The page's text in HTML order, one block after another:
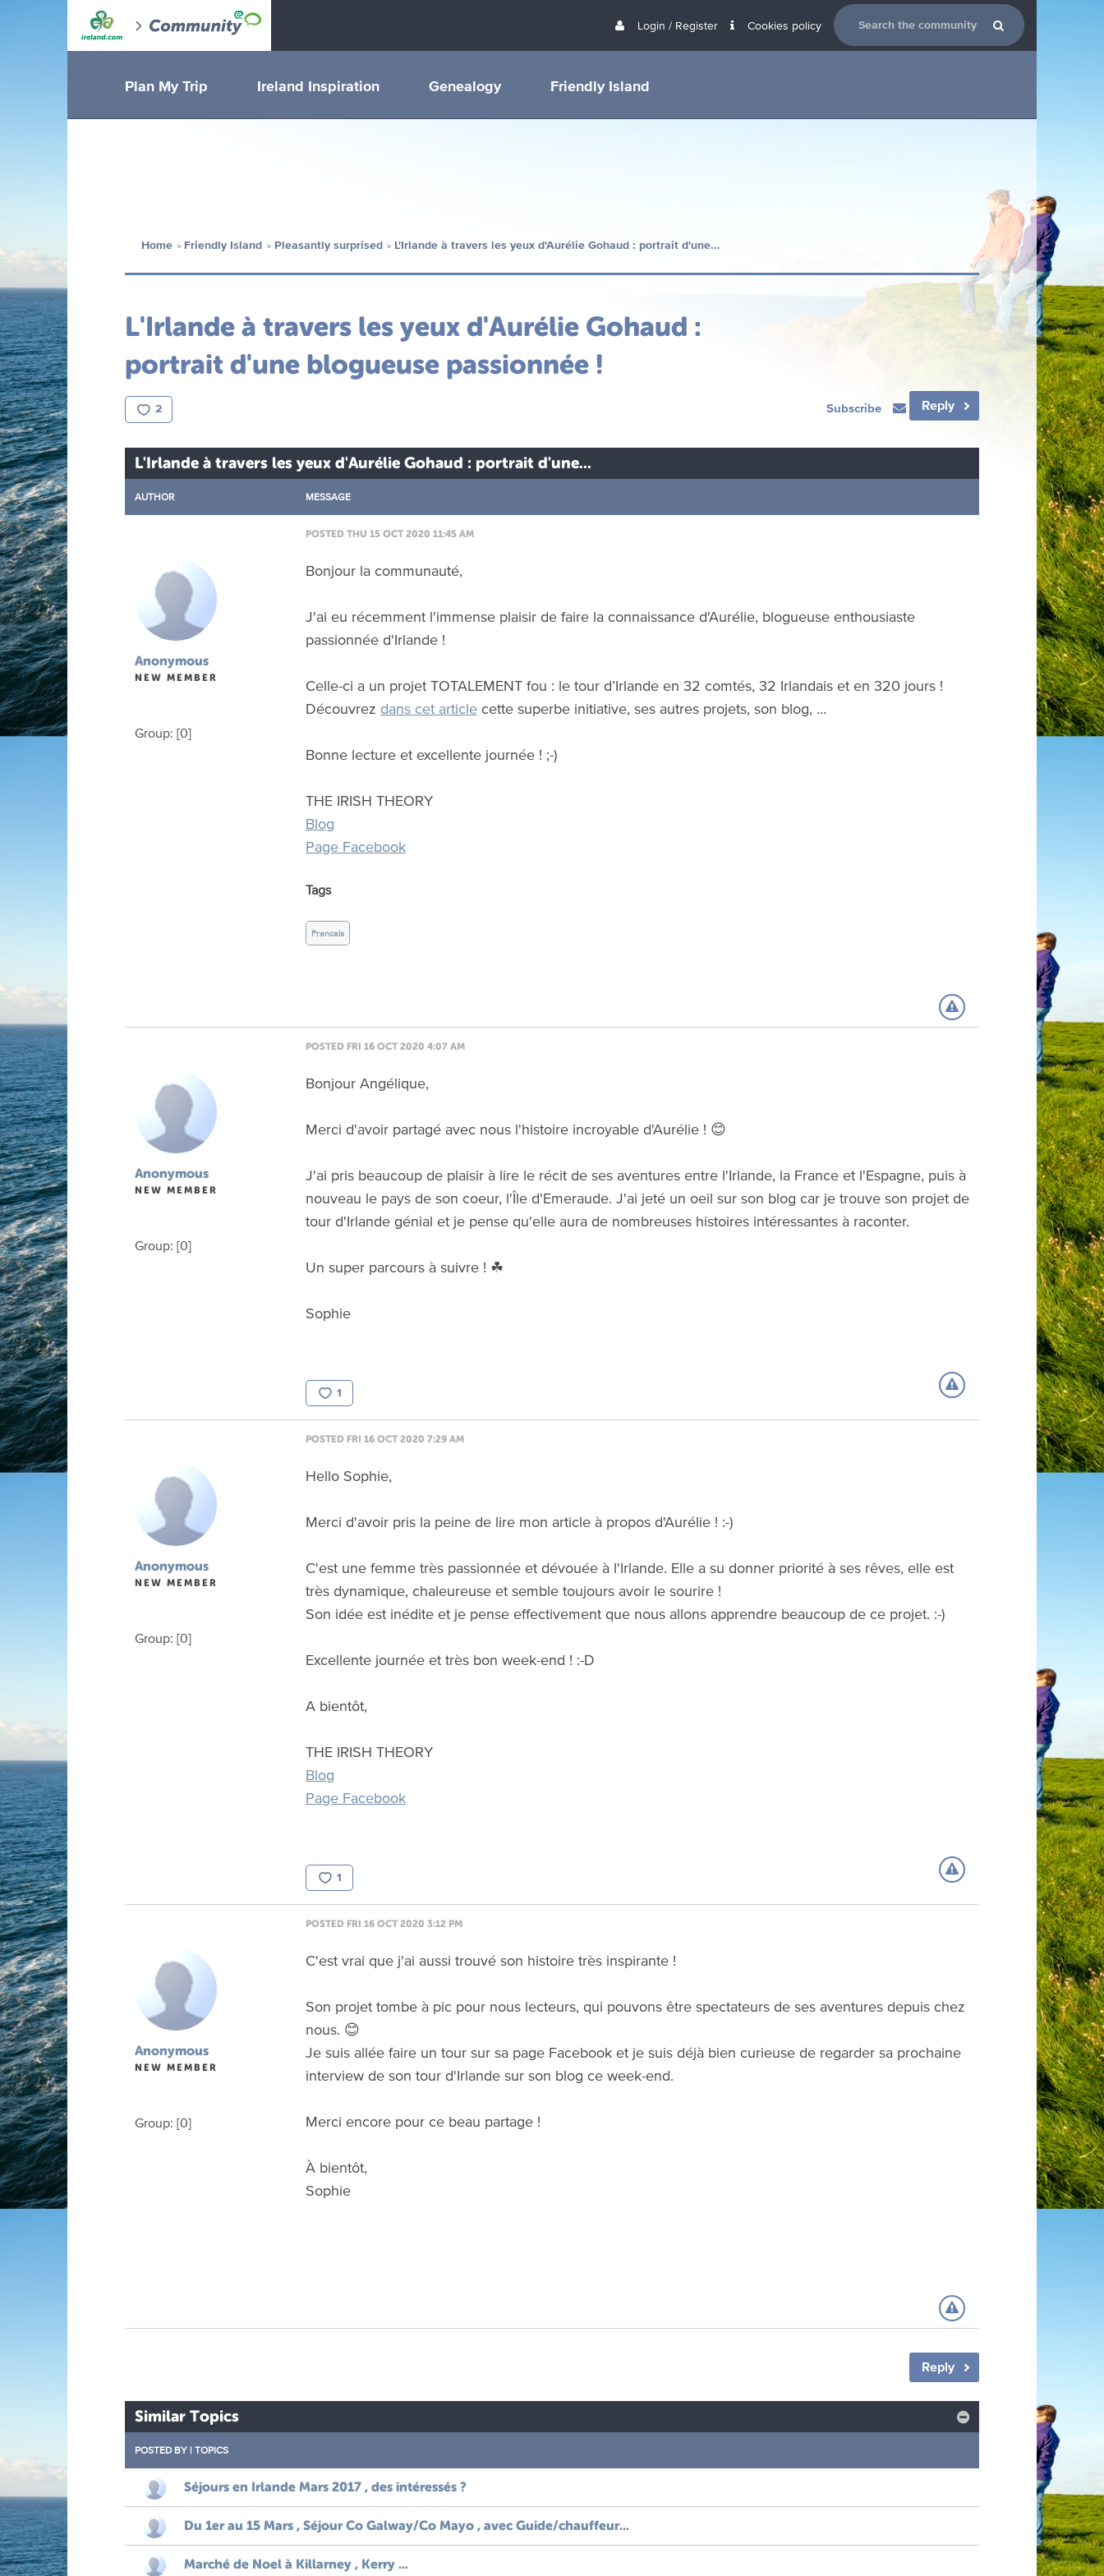
Login / Register Cookies policy
Plan My Trip Ireland Inspiration Genealogy Friendly Island
Home Friendly Island Pleasantly surprised L'Irlande à travers les yeux d'Aurélie Gohaud : portrait d'une...
L'Irlande à travers les yeux d'Aurélie Gohaud :
portrait d'une blogueuse passionnée !
2 Subscribe Reply
L'Irlande à travers les yeux d'Aurélie Gohaud : portrait d'une...
AUTHOR MESSAGE
POSTED THU 15 OCT 2020 11:45 AM
Anonymous
NEW MEMBER
Group: [0]
Bonjour la communauté,
J'ai eu récemment l'immense plaisir de faire la connaissance d'Aurélie, blogueuse enthousiaste
passionnée d'Irlande !
Celle-ci a un projet TOTALEMENT fou : le tour d’Irlande en 32 comtés, 32 Irlandais et en 320 jours !
Découvrez dans cet articlecette superbe initiative, ses autres projets, son blog, ...
Bonne lecture et excellente journée ! ;-)
THE IRISH THEORY
Blog
Page Facebook
Tags
Francais
POSTED FRI 16 OCT 2020 4:07 AM
Anonymous
NEW MEMBER
Group: [0]
Bonjour Angélique,
Merci d'avoir partagé avec nous l'histoire incroyable d'Aurélie ! 😊
J'ai pris beaucoup de plaisir à lire le récit de ses aventures entre l'Irlande, la France et l'Espagne, puis à
nouveau le pays de son coeur, l'Île d'Emeraude. J'ai jeté un oeil sur son blog car je trouve son projet de
tour d'Irlande génial et je pense qu'elle aura de nombreuses histoires intéressantes à raconter.
Un super parcours à suivre ! ☘
Sophie
1
POSTED FRI 16 OCT 2020 7:29 AM
Anonymous
NEW MEMBER
Group: [0]
Hello Sophie,
Merci d'avoir pris la peine de lire mon article à propos d'Aurélie ! :-)
C'est une femme très passionnée et dévouée à l'Irlande. Elle a su donner priorité à ses rêves, elle est
très dynamique, chaleureuse et semble toujours avoir le sourire !
Son idée est inédite et je pense effectivement que nous allons apprendre beaucoup de ce projet. :-)
Excellente journée et très bon week-end ! :-D
A bientôt,
THE IRISH THEORY
Blog
Page Facebook
1
POSTED FRI 16 OCT 2020 3:12 PM
Anonymous
NEW MEMBER
Group: [0]
C'est vrai que j'ai aussi trouvé son histoire très inspirante !
Son projet tombe à pic pour nous lecteurs, qui pouvons être spectateurs de ses aventures depuis chez
nous. 😊
Je suis allée faire un tour sur sa page Facebook et je suis déjà bien curieuse de regarder sa prochaine
interview de son tour d'Irlande sur son blog ce week-end.
Merci encore pour ce beau partage !
À bientôt,
Sophie
Reply
Similar Topics
POSTED BY | TOPICS
Séjours en Irlande Mars 2017 , des intéressés ?
Du 1er au 15 Mars , Séjour Co Galway/Co Mayo , avec Guide/chauffeur...
Marché de Noel à Killarney , Kerry ...